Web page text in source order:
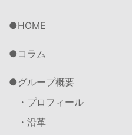
HOME
コラム
グループ概要
・プロフィール
・沿革